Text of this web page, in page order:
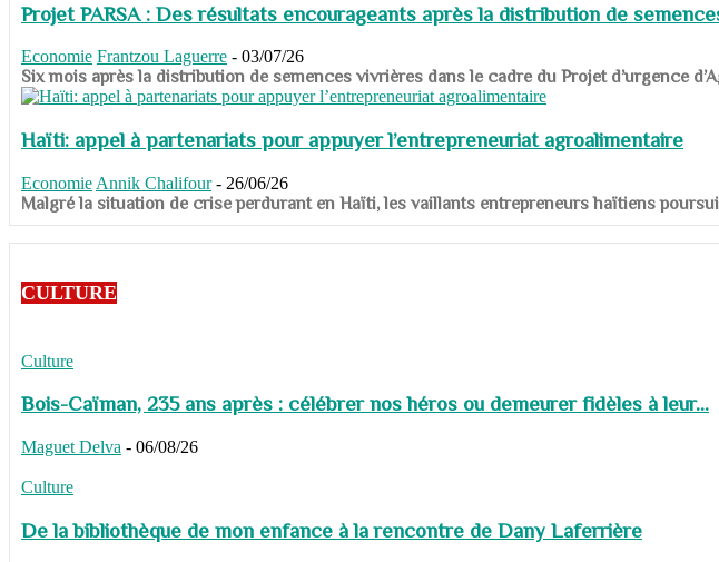
Projet PARSA : Des résultats encourageants après la distribution de
Economie Frantzou Laguerre - 03/07/26
​​​​​​​Six mois après la distribution de semences vivrières dans le cadre du Projet d’urgence
Haïti: appel à partenariats pour appuyer l’entrepreneuriat agroalimentaire
Economie Annik Chalifour - 26/06/26
​​​​​​​Malgré la situation de crise perdurant en Haïti, les vaillants entrepreneurs haïtiens
CULTURE
Culture
Bois-Caïman, 235 ans après : célébrer nos héros ou demeurer fidèles à leur...
Maguet Delva - 06/08/26
Culture
De la bibliothèque de mon enfance à la rencontre de Dany Laferrière